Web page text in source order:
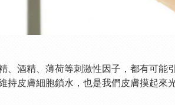
、酒精、薄荷等刺激性因子，都有可能
持皮膚細胞鎖水，也是我們皮膚摸起